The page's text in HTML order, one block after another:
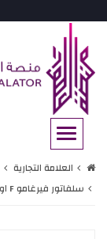
العلامة التجارية
سلفاتور فيرغامو F او دو تواليت 100مل